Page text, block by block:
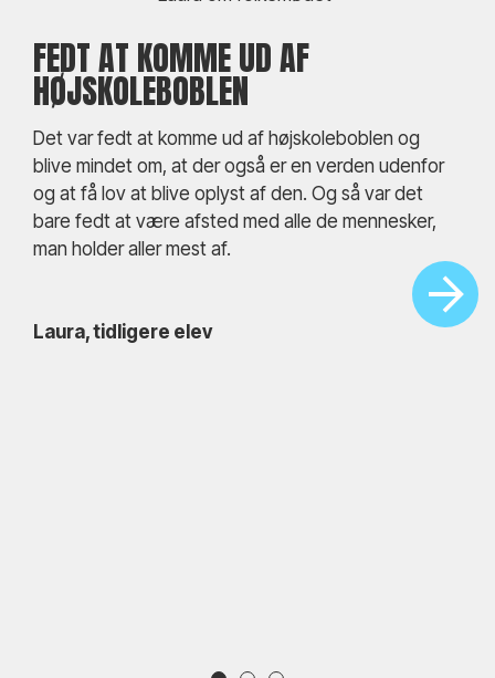
FEDT AT KOMME UD AF
HØJSKOLEBOBLEN
Det var fedt at komme ud af højskoleboblen og
blive mindet om, at der også er en verden udenfor
og at få lov at blive oplyst af den. Og så var det
bare fedt at være afsted med alle de mennesker,
man holder aller mest af.
Laura, tidligere elev